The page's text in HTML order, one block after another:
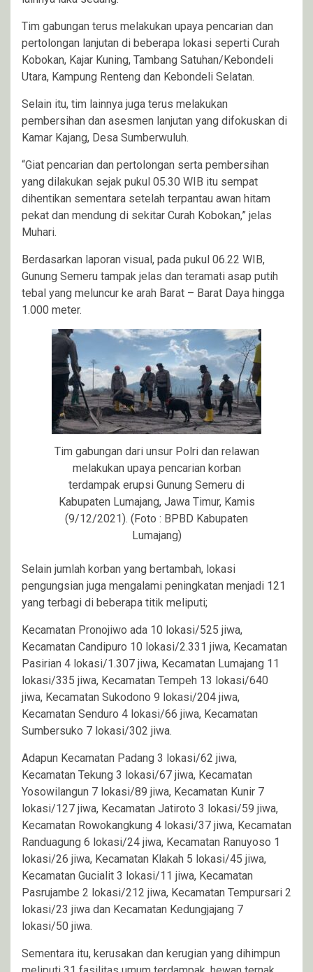
Tim gabungan terus melakukan upaya pencarian dan
pertolongan lanjutan di beberapa lokasi seperti Curah
Kobokan, Kajar Kuning, Tambang Satuhan/Kebondeli
Utara, Kampung Renteng dan Kebondeli Selatan.
Selain itu, tim lainnya juga terus melakukan
pembersihan dan asesmen lanjutan yang difokuskan di
Kamar Kajang, Desa Sumberwuluh.
“Giat pencarian dan pertolongan serta pembersihan
yang dilakukan sejak pukul 05.30 WIB itu sempat
dihentikan sementara setelah terpantau awan hitam
pekat dan mendung di sekitar Curah Kobokan,” jelas
Muhari.
Berdasarkan laporan visual, pada pukul 06.22 WIB,
Gunung Semeru tampak jelas dan teramati asap putih
tebal yang meluncur ke arah Barat – Barat Daya hingga
1.000 meter.
Tim gabungan dari unsur Polri dan relawan
melakukan upaya pencarian korban
terdampak erupsi Gunung Semeru di
Kabupaten Lumajang, Jawa Timur, Kamis
(9/12/2021). (Foto : BPBD Kabupaten
Lumajang)
Selain jumlah korban yang bertambah, lokasi
pengungsian juga mengalami peningkatan menjadi 121
yang terbagi di beberapa titik meliputi;
Kecamatan Pronojiwo ada 10 lokasi/525 jiwa,
Kecamatan Candipuro 10 lokasi/2.331 jiwa, Kecamatan
Pasirian 4 lokasi/1.307 jiwa, Kecamatan Lumajang 11
lokasi/335 jiwa, Kecamatan Tempeh 13 lokasi/640
jiwa, Kecamatan Sukodono 9 lokasi/204 jiwa,
Kecamatan Senduro 4 lokasi/66 jiwa, Kecamatan
Sumbersuko 7 lokasi/302 jiwa.
Adapun Kecamatan Padang 3 lokasi/62 jiwa,
Kecamatan Tekung 3 lokasi/67 jiwa, Kecamatan
Yosowilangun 7 lokasi/89 jiwa, Kecamatan Kunir 7
lokasi/127 jiwa, Kecamatan Jatiroto 3 lokasi/59 jiwa,
Kecamatan Rowokangkung 4 lokasi/37 jiwa, Kecamatan
Randuagung 6 lokasi/24 jiwa, Kecamatan Ranuyoso 1
lokasi/26 jiwa, Kecamatan Klakah 5 lokasi/45 jiwa,
Kecamatan Gucialit 3 lokasi/11 jiwa, Kecamatan
Pasrujambe 2 lokasi/212 jiwa, Kecamatan Tempursari 2
lokasi/23 jiwa dan Kecamatan Kedungjajang 7
lokasi/50 jiwa.
Sementara itu, kerusakan dan kerugian yang dihimpun